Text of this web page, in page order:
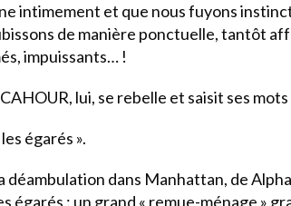
intimement et que nous fuyons
de manière ponctuelle, tantôt
impuissants… !
lui, se rebelle et saisit ses
égarés ».
déambulation dans Manhattan, de
égarés : un grand « remue-ménage »